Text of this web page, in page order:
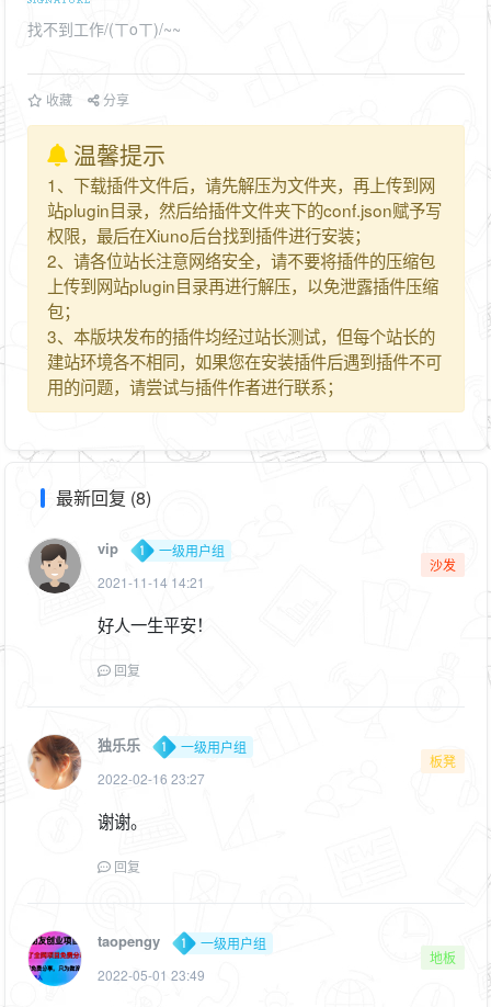
找不到工作/(ㄒoㄒ)/~~
收藏 分享
温馨提示
1、下载插件文件后，请先解压为文件夹，再上传到网
站plugin目录，然后给插件文件夹下的conf.json赋予写
权限，最后在Xiuno后台找到插件进行安装；
2、请各位站长注意网络安全，请不要将插件的压缩包
上传到网站plugin目录再进行解压，以免泄露插件压缩
包；
3、本版块发布的插件均经过站长测试，但每个站长的
建站环境各不相同，如果您在安装插件后遇到插件不可
用的问题，请尝试与插件作者进行联系；
最新回复 (8)
vip
一级用户组
2021-11-14 14:21
沙发
好人一生平安！
回复
独乐乐
一级用户组
2022-02-16 23:27
板凳
谢谢。
回复
taopengy
一级用户组
2022-05-01 23:49
地板